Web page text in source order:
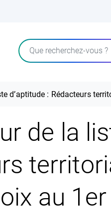
Rechercher
d’aptitude : Rédacteurs
de la
au